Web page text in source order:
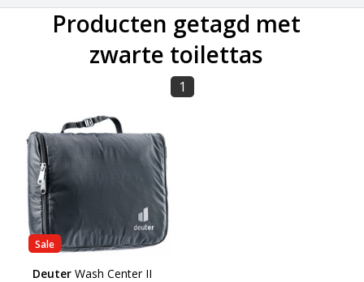
Producten getagd met
zwarte toilettas
1
Sale
Deuter Wash Center II